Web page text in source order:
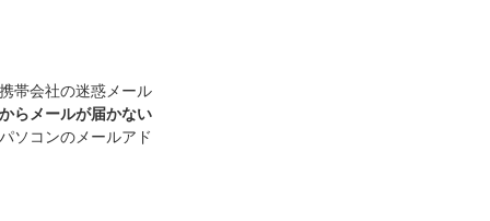
帯会社の迷惑メール
らメールが届かない
ソコンのメールアド